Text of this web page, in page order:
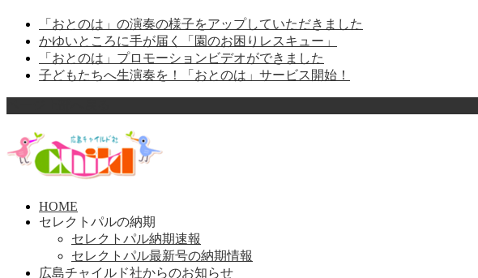
「おとのは」の演奏の様子をアップしていただきました
かゆいところに手が届く「園のお困りレスキュー」
「おとのは」プロモーションビデオができました
子どもたちへ生演奏を！「おとのは」サービス開始！
HOME
セレクトパルの納期
セレクトパル納期速報
セレクトパル最新号の納期情報
広島チャイルド社からのお知らせ